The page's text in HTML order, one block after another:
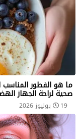
صحية لراحة الجهاز
19 يوليوز 2026